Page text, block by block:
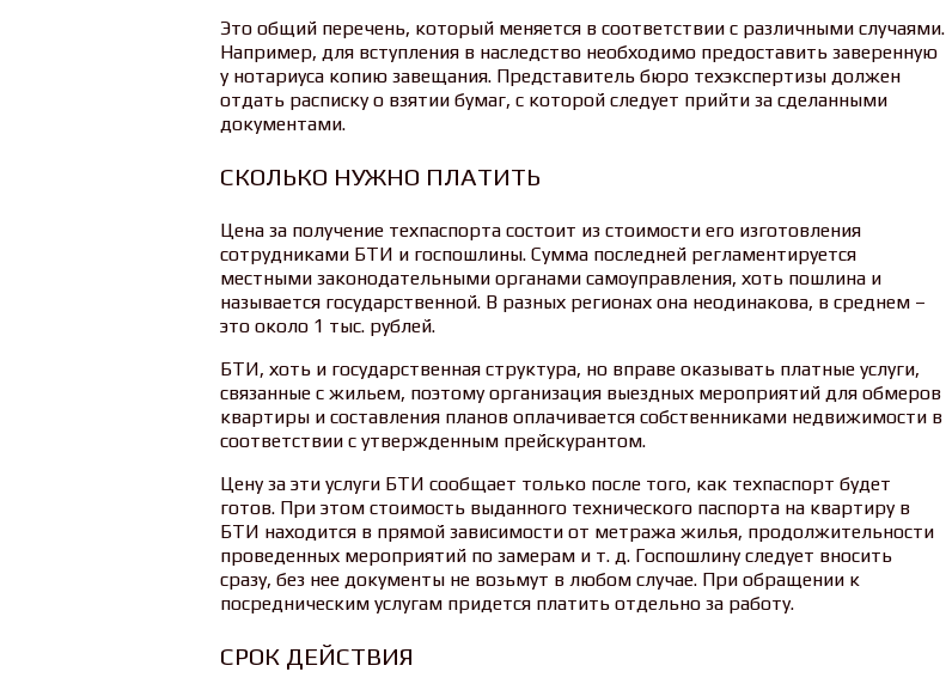
Это общий перечень, который меняется в соответствии с различными случаями.
Например, для вступления в наследство необходимо предоставить заверенную
у нотариуса копию завещания. Представитель бюро техэкспертизы должен
отдать расписку о взятии бумаг, с которой следует прийти за сделанными
документами.
СКОЛЬКО НУЖНО ПЛАТИТЬ
Цена за получение техпаспорта состоит из стоимости его изготовления
сотрудниками БТИ и госпошлины. Сумма последней регламентируется
местными законодательными органами самоуправления, хоть пошлина и
называется государственной. В разных регионах она неодинакова, в среднем –
это около 1 тыс. рублей.
БТИ, хоть и государственная структура, но вправе оказывать платные услуги,
связанные с жильем, поэтому организация выездных мероприятий для обмеров
квартиры и составления планов оплачивается собственниками недвижимости в
соответствии с утвержденным прейскурантом.
Цену за эти услуги БТИ сообщает только после того, как техпаспорт будет
готов. При этом стоимость выданного технического паспорта на квартиру в
БТИ находится в прямой зависимости от метража жилья, продолжительности
проведенных мероприятий по замерам и т. д. Госпошлину следует вносить
сразу, без нее документы не возьмут в любом случае. При обращении к
посредническим услугам придется платить отдельно за работу.
СРОК ДЕЙСТВИЯ